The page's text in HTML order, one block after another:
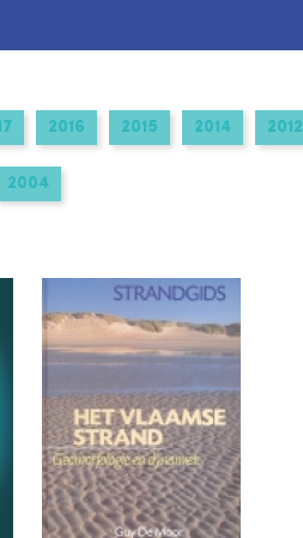
2016 2015 2014 2012
2004